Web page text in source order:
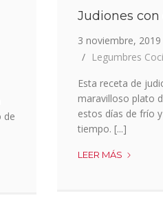
de
Judiones con
3 noviembre, 2019
Legumbres
Esta receta de
maravilloso plato
estos días de frío
tiempo. [...]
LEER MÁS